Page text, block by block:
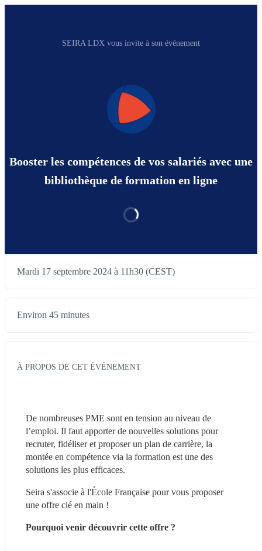
SEIRA LDX vous invite à son événement
Booster les compétences de vos salariés avec une
bibliothèque de formation en ligne
Mardi 17 septembre 2024 à 11h30 (CEST)
Environ 45 minutes
À PROPOS DE CET ÉVÉNEMENT
De nombreuses PME sont en tension au niveau de
l’emploi. Il faut apporter de nouvelles solutions pour
recruter, fidéliser et proposer un plan de carrière, la
montée en compétence via la formation est une des
solutions les plus efficaces.
Seira s'associe à l'École Française pour vous proposer
une offre clé en main !
Pourquoi venir découvrir cette offre ?